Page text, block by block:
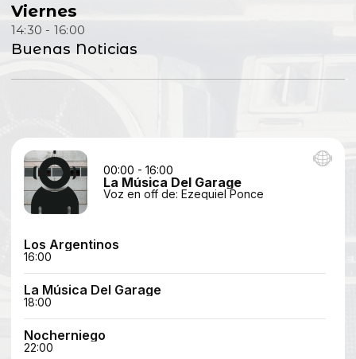
Viernes
14:30 - 16:00
Buenas Noticias